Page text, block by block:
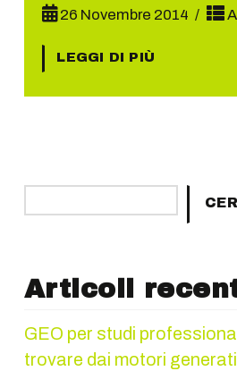
26 Novembre 2014
LEGGI DI PIÙ
Articoli
GEO per studi
trovare dai motori